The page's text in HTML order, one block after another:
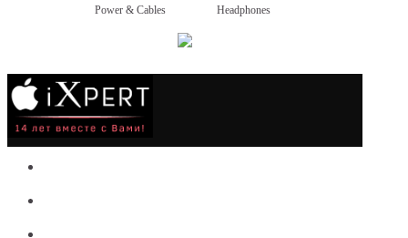
Power & Cables Headphones